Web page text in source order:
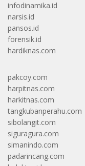
infodinamika.id
narsis.id
pansos.id
forensik.id
hardiknas.com
pakcoy.com
harpitnas.com
harkitnas.com
tangkubanperahu.com
sibolangit.com
siguragura.com
simanindo.com
padarincang.com